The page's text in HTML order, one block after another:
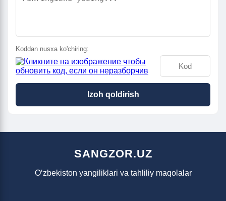
Koddan nusxa ko'chiring:
Izoh qoldirish
SANGZOR.UZ
O‘zbekiston yangiliklari va tahliliy maqolalar